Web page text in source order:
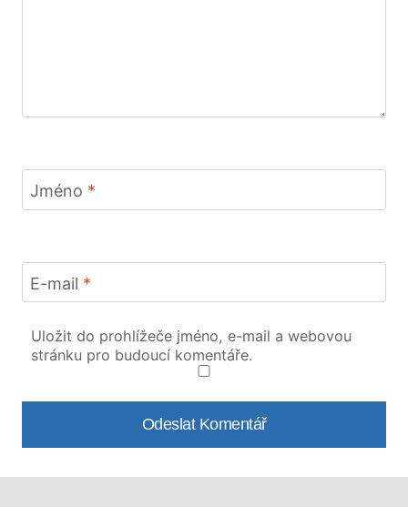
Jméno *
E-mail *
Uložit do prohlížeče jméno, e-mail a webovou
stránku pro budoucí komentáře.